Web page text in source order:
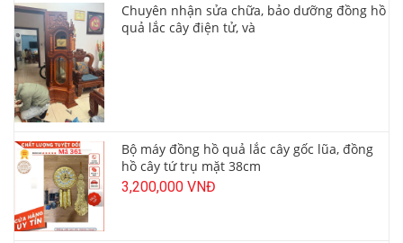
Chuyên nhận sửa chữa, bảo dưỡng đồng hồ
quả lắc cây điện tử, và
Bộ máy đồng hồ quả lắc cây gốc lũa, đồng
hồ cây tứ trụ mặt 38cm
3,200,000 VNĐ